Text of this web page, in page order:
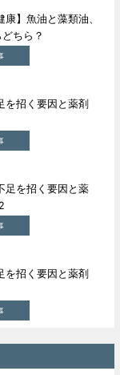
康】魚油と藻類油、
ちら？
を招く要因と薬剤
足を招く要因と薬
を招く要因と薬剤